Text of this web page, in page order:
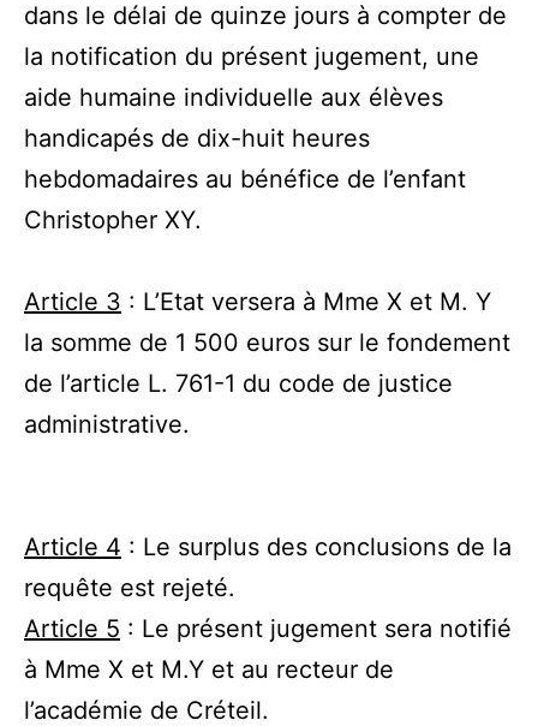
dans le délai de quinze jours à compter de
la notification du présent jugement, une
aide humaine individuelle aux élèves
handicapés de dix-huit heures
hebdomadaires au bénéfice de l’enfant
Christopher XY.
Article 3 : L’Etat versera à Mme X et M. Y
la somme de 1 500 euros sur le fondement
de l’article L. 761-1 du code de justice
administrative.
Article 4 : Le surplus des conclusions de la
requête est rejeté.
Article 5 : Le présent jugement sera notifié
à Mme X et M.Y et au recteur de
l’académie de Créteil.